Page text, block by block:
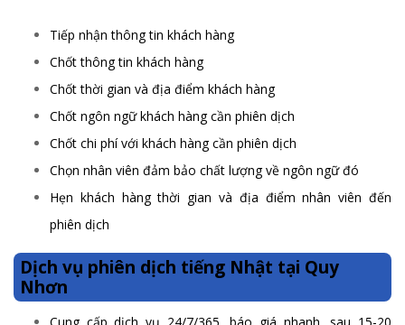
Tiếp nhận thông tin khách hàng
Chốt thông tin khách hàng
Chốt thời gian và địa điểm khách hàng
Chốt ngôn ngữ khách hàng cần phiên dịch
Chốt chi phí với khách hàng cần phiên dịch
Chọn nhân viên đảm bảo chất lượng về ngôn ngữ đó
Hẹn khách hàng thời gian và địa điểm nhân viên đến
phiên dịch
Dịch vụ phiên dịch tiếng Nhật tại Quy
Nhơn